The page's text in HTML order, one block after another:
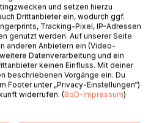
und Ljubow sind
Tonio Kröger und andere
die literarische Moderne
Sicht auf die
Blickwinkel erörterten
und
die das zeitgenössische
und setzen hierzu
Drittanbieter ein, wodurch ggf.
Tracking-Pixel, IP-Adressen
genutzt werden. Auf unserer Seite
anderen Anbietern ein (Video-
Datenverarbeitung und ein
keinen Einfluss. Mit deiner
beschriebenen Vorgänge ein. Du
Footer unter „Privacy-Einstellungen“)
widerrufen. (BoD-Impressum)